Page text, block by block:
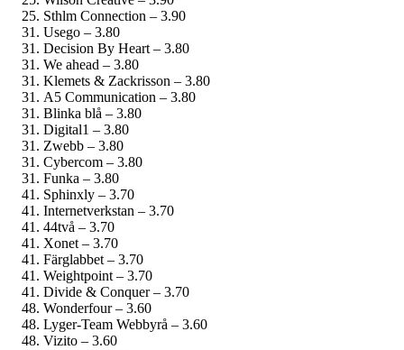
Sthlm Connection – 3.90
Usego – 3.80
Decision By Heart – 3.80
We ahead – 3.80
Klemets & Zackrisson – 3.80
A5 Communication – 3.80
Blinka blå – 3.80
Digital1 – 3.80
Zwebb – 3.80
Cybercom – 3.80
Funka – 3.80
Sphinxly – 3.70
Internetverkstan – 3.70
44två – 3.70
Xonet – 3.70
Färglabbet – 3.70
Weightpoint – 3.70
Divide & Conquer – 3.70
Wonderfour – 3.60
Lyger-Team Webbyrå – 3.60
Vizito – 3.60